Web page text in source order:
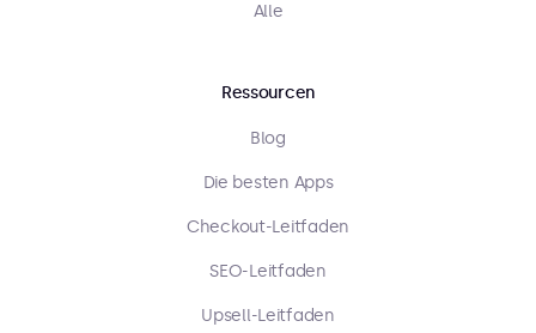
Alle
Ressourcen
Blog
Die besten Apps
Checkout-Leitfaden
SEO-Leitfaden
Upsell-Leitfaden